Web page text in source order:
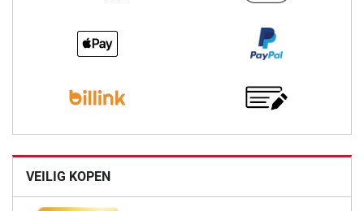
VEILIG KOPEN